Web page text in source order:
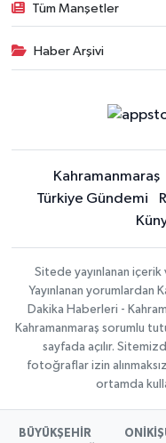
Tüm Manşetler
Haber Arşivi
Kahramanmaraş
Türkiye Gündemi
Sitede yayınlanan
Yayınlanan yorumlardan
Dakika Haberleri -
Kahramanmaraş sorumlu
sayfada açılır.
fotoğraflar izin
ortamda
BÜYÜKŞEHİR